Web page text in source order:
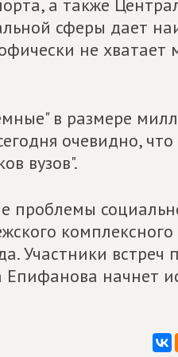
а также
сферы дает
не хватает
в размере
очевидно,
вузов".
проблемы
комплексного
Участники встреч
Епифанова начнет